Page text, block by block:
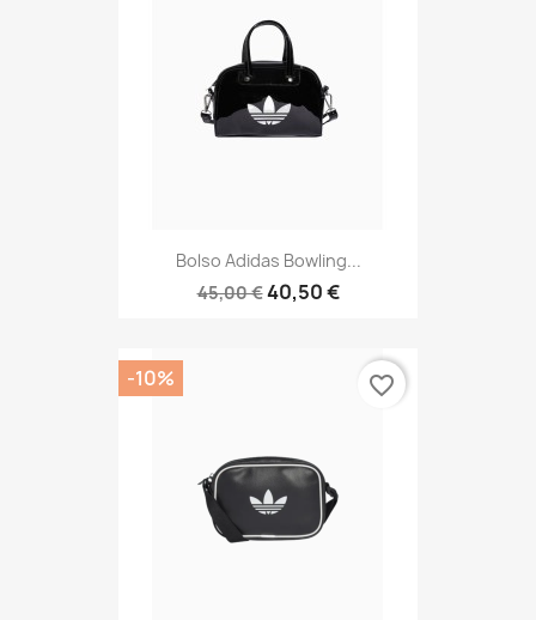
Bolso Adidas Bowling...
45,00 €40,50 €
-10% favorite_border